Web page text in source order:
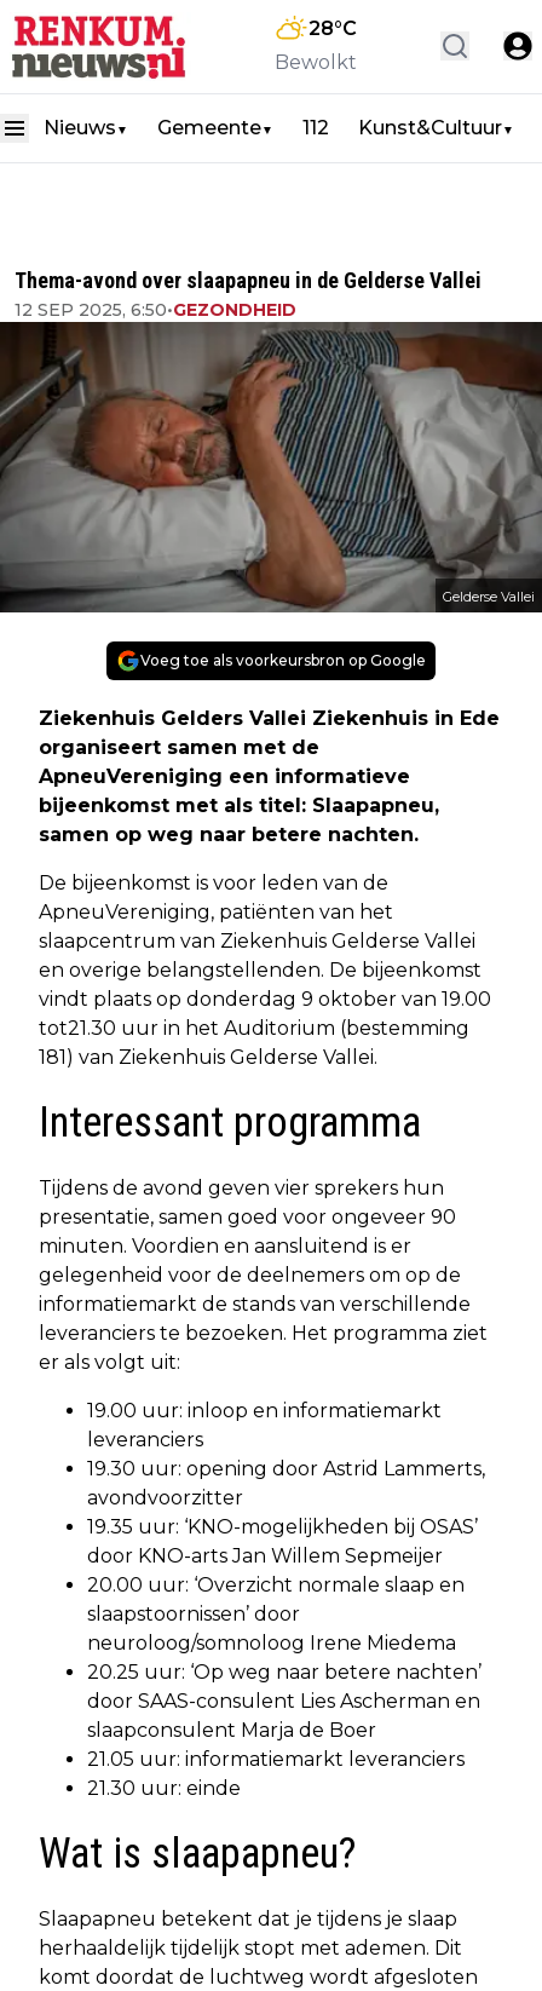
28°C
Bewolkt
Nieuws ▼ Gemeente▼ 112 Kunst&Cultuur▼
Thema-avond over slaapapneu in de Gelderse Vallei
12 SEP 2025, 6:50•GEZONDHEID
Gelderse Vallei
Voeg toe als voorkeursbron op Google
Ziekenhuis Gelders Vallei Ziekenhuis in Ede
organiseert samen met de
ApneuVereniging een informatieve
bijeenkomst met als titel: Slaapapneu,
samen op weg naar betere nachten.
De bijeenkomst is voor leden van de
ApneuVereniging, patiënten van het
slaapcentrum van Ziekenhuis Gelderse Vallei
en overige belangstellenden. De bijeenkomst
vindt plaats op donderdag 9 oktober van 19.00
tot21.30 uur in het Auditorium (bestemming
181) van Ziekenhuis Gelderse Vallei.
Interessant programma
Tijdens de avond geven vier sprekers hun
presentatie, samen goed voor ongeveer 90
minuten. Voordien en aansluitend is er
gelegenheid voor de deelnemers om op de
informatiemarkt de stands van verschillende
leveranciers te bezoeken. Het programma ziet
er als volgt uit:
19.00 uur: inloop en informatiemarkt
leveranciers
19.30 uur: opening door Astrid Lammerts,
avondvoorzitter
19.35 uur: ‘KNO-mogelijkheden bij OSAS’
door KNO-arts Jan Willem Sepmeijer
20.00 uur: ‘Overzicht normale slaap en
slaapstoornissen’ door
neuroloog/somnoloog Irene Miedema
20.25 uur: ‘Op weg naar betere nachten’
door SAAS-consulent Lies Ascherman en
slaapconsulent Marja de Boer
21.05 uur: informatiemarkt leveranciers
21.30 uur: einde
Wat is slaapapneu?
Slaapapneu betekent dat je tijdens je slaap
herhaaldelijk tijdelijk stopt met ademen. Dit
komt doordat de luchtweg wordt afgesloten